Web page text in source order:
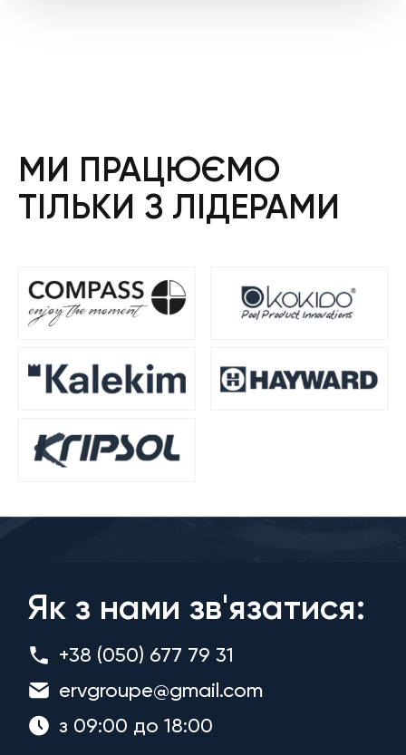
МИ ПРАЦЮЄМО
ТІЛЬКИ З ЛІДЕРАМИ
Як з нами зв'язатися:
+38 (050) 677 79 31
ervgroupe@gmail.com
з 09:00 до 18:00